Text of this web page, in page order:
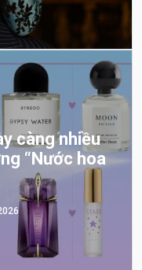
càng nhiều
“Nước hoa